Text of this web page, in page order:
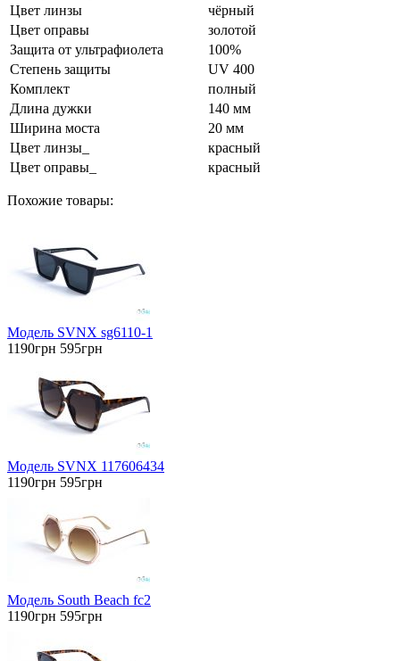
Цвет линзы
чёрный
Цвет оправы
золотой
Защита от ультрафиолета
100%
Степень защиты
UV 400
Комплект
полный
Длина дужки
140 мм
Ширина моста
20 мм
Цвет линзы_
красный
Цвет оправы_
красный
Похожие товары:
Модель SVNX sg6110-1
1190грн 595грн
Модель SVNX 117606434
1190грн 595грн
Модель South Beach fc2
1190грн 595грн